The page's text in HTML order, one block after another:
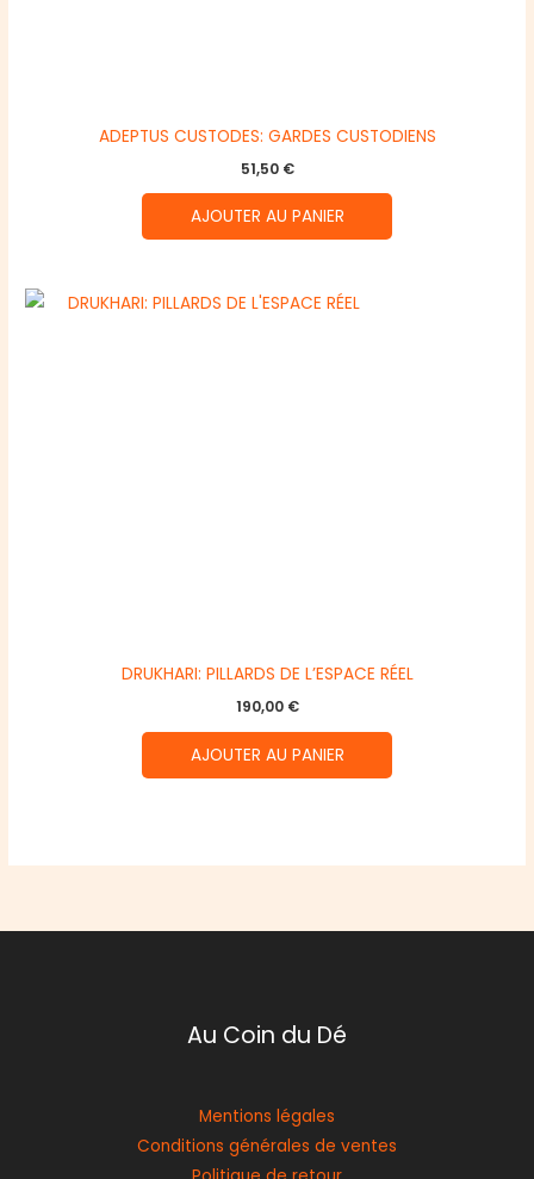
ADEPTUS CUSTODES: GARDES CUSTODIENS
51,50 €
AJOUTER AU PANIER
DRUKHARI: PILLARDS DE L’ESPACE RÉEL
190,00 €
AJOUTER AU PANIER
Au Coin du Dé
Mentions légales
Conditions générales de ventes